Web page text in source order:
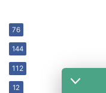
76
144
112
12